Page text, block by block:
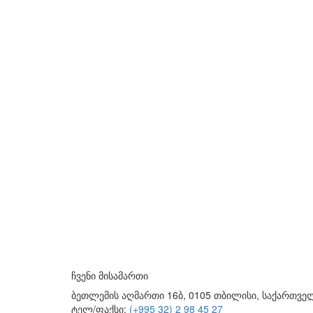
ჩვენი მისამართი
ბეთლემის აღმართი 16ბ, 0105 თბილისი,
ტელ/ფაქსი: (+995 32) 2 98 45 27